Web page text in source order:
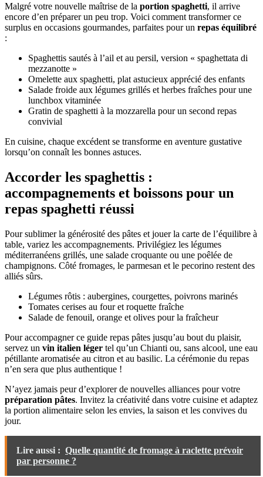
Malgré votre nouvelle maîtrise de la portion spaghetti, il arrive
encore d’en préparer un peu trop. Voici comment transformer ce
surplus en occasions gourmandes, parfaites pour un repas équilibré
:
Spaghettis sautés à l’ail et au persil, version « spaghettata di
mezzanotte »
Omelette aux spaghetti, plat astucieux apprécié des enfants
Salade froide aux légumes grillés et herbes fraîches pour une
lunchbox vitaminée
Gratin de spaghetti à la mozzarella pour un second repas
convivial
En cuisine, chaque excédent se transforme en aventure gustative
lorsqu’on connaît les bonnes astuces.
Accorder les spaghettis :
accompagnements et boissons pour un
repas spaghetti réussi
Pour sublimer la générosité des pâtes et jouer la carte de l’équilibre à
table, variez les accompagnements. Privilégiez les légumes
méditerranéens grillés, une salade croquante ou une poêlée de
champignons. Côté fromages, le parmesan et le pecorino restent des
alliés sûrs.
Légumes rôtis : aubergines, courgettes, poivrons marinés
Tomates cerises au four et roquette fraîche
Salade de fenouil, orange et olives pour la fraîcheur
Pour accompagner ce guide repas pâtes jusqu’au bout du plaisir,
servez un vin italien léger tel qu’un Chianti ou, sans alcool, une eau
pétillante aromatisée au citron et au basilic. La cérémonie du repas
n’en sera que plus authentique !
N’ayez jamais peur d’explorer de nouvelles alliances pour votre
préparation pâtes. Invitez la créativité dans votre cuisine et adaptez
la portion alimentaire selon les envies, la saison et les convives du
jour.
Lire aussi : Quelle quantité de fromage à raclette prévoir
par personne ?